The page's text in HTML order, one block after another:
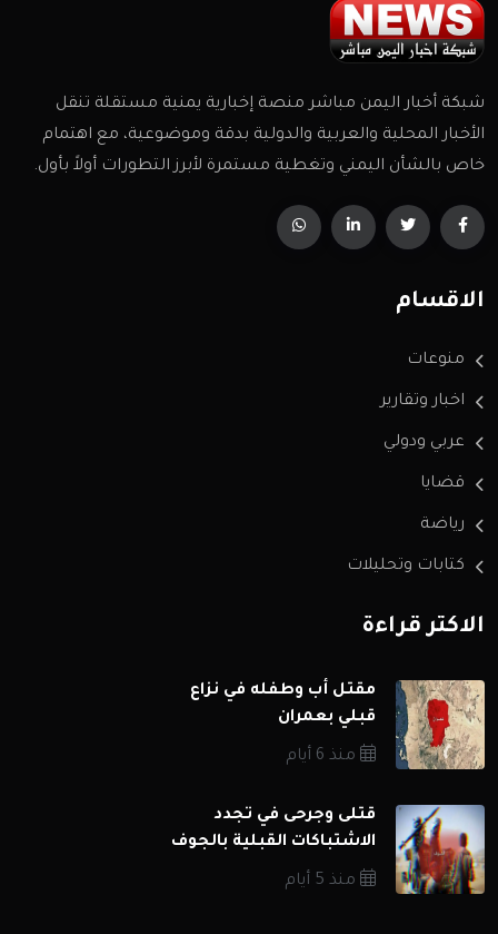
شبكة أخبار اليمن مباشر منصة إخبارية يمنية مستقلة تنقل
الأخبار المحلية والعربية والدولية بدقة وموضوعية، مع اهتمام
خاص بالشأن اليمني وتغطية مستمرة لأبرز التطورات أولاً بأول.
الاقسام
منوعات
اخبار وتقارير
عربي ودولي
قضايا
رياضة
كتابات وتحليلات
الاكثر قراءة
مقتل أب وطفله في نزاع
قبلي بعمران
منذ 6 أيام
قتلى وجرحى في تجدد
الاشتباكات القبلية بالجوف
منذ 5 أيام